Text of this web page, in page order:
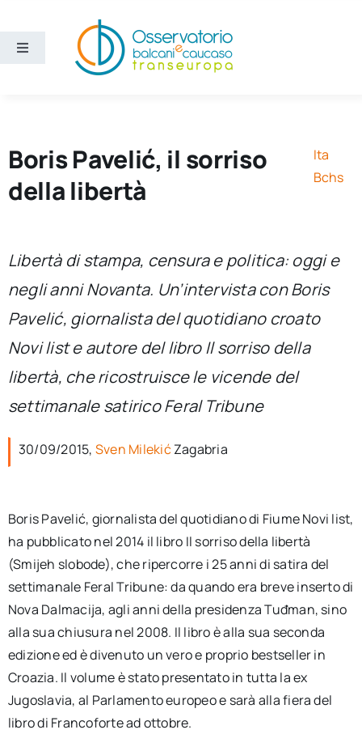
contenuto
Toggle
Ricerca e divulgazione
Sezioni
Chi siamo
Cerca
per:
Newsletter
Boris Pavelić, il sorriso
della libertà
Ita
Bchs
Libertà di stampa, censura e politica: oggi e
negli anni Novanta. Un’intervista con Boris
Pavelić, giornalista del quotidiano croato
Novi list e autore del libro Il sorriso della
libertà, che ricostruisce le vicende del
settimanale satirico Feral Tribune
30/09/2015, Sven MilekićZagabria
Boris Pavelić, giornalista del quotidiano di Fiume Novi list,
ha pubblicato nel 2014 il libro Il sorriso della libertà
(Smijeh slobode), che ripercorre i 25 anni di satira del
settimanale Feral Tribune: da quando era breve inserto di
Nova Dalmacija, agli anni della presidenza Tuđman, sino
alla sua chiusura nel 2008. Il libro è alla sua seconda
edizione ed è divenuto un vero e proprio bestseller in
Croazia. Il volume è stato presentato in tutta la ex
Jugoslavia, al Parlamento europeo e sarà alla fiera del
libro di Francoforte ad ottobre.